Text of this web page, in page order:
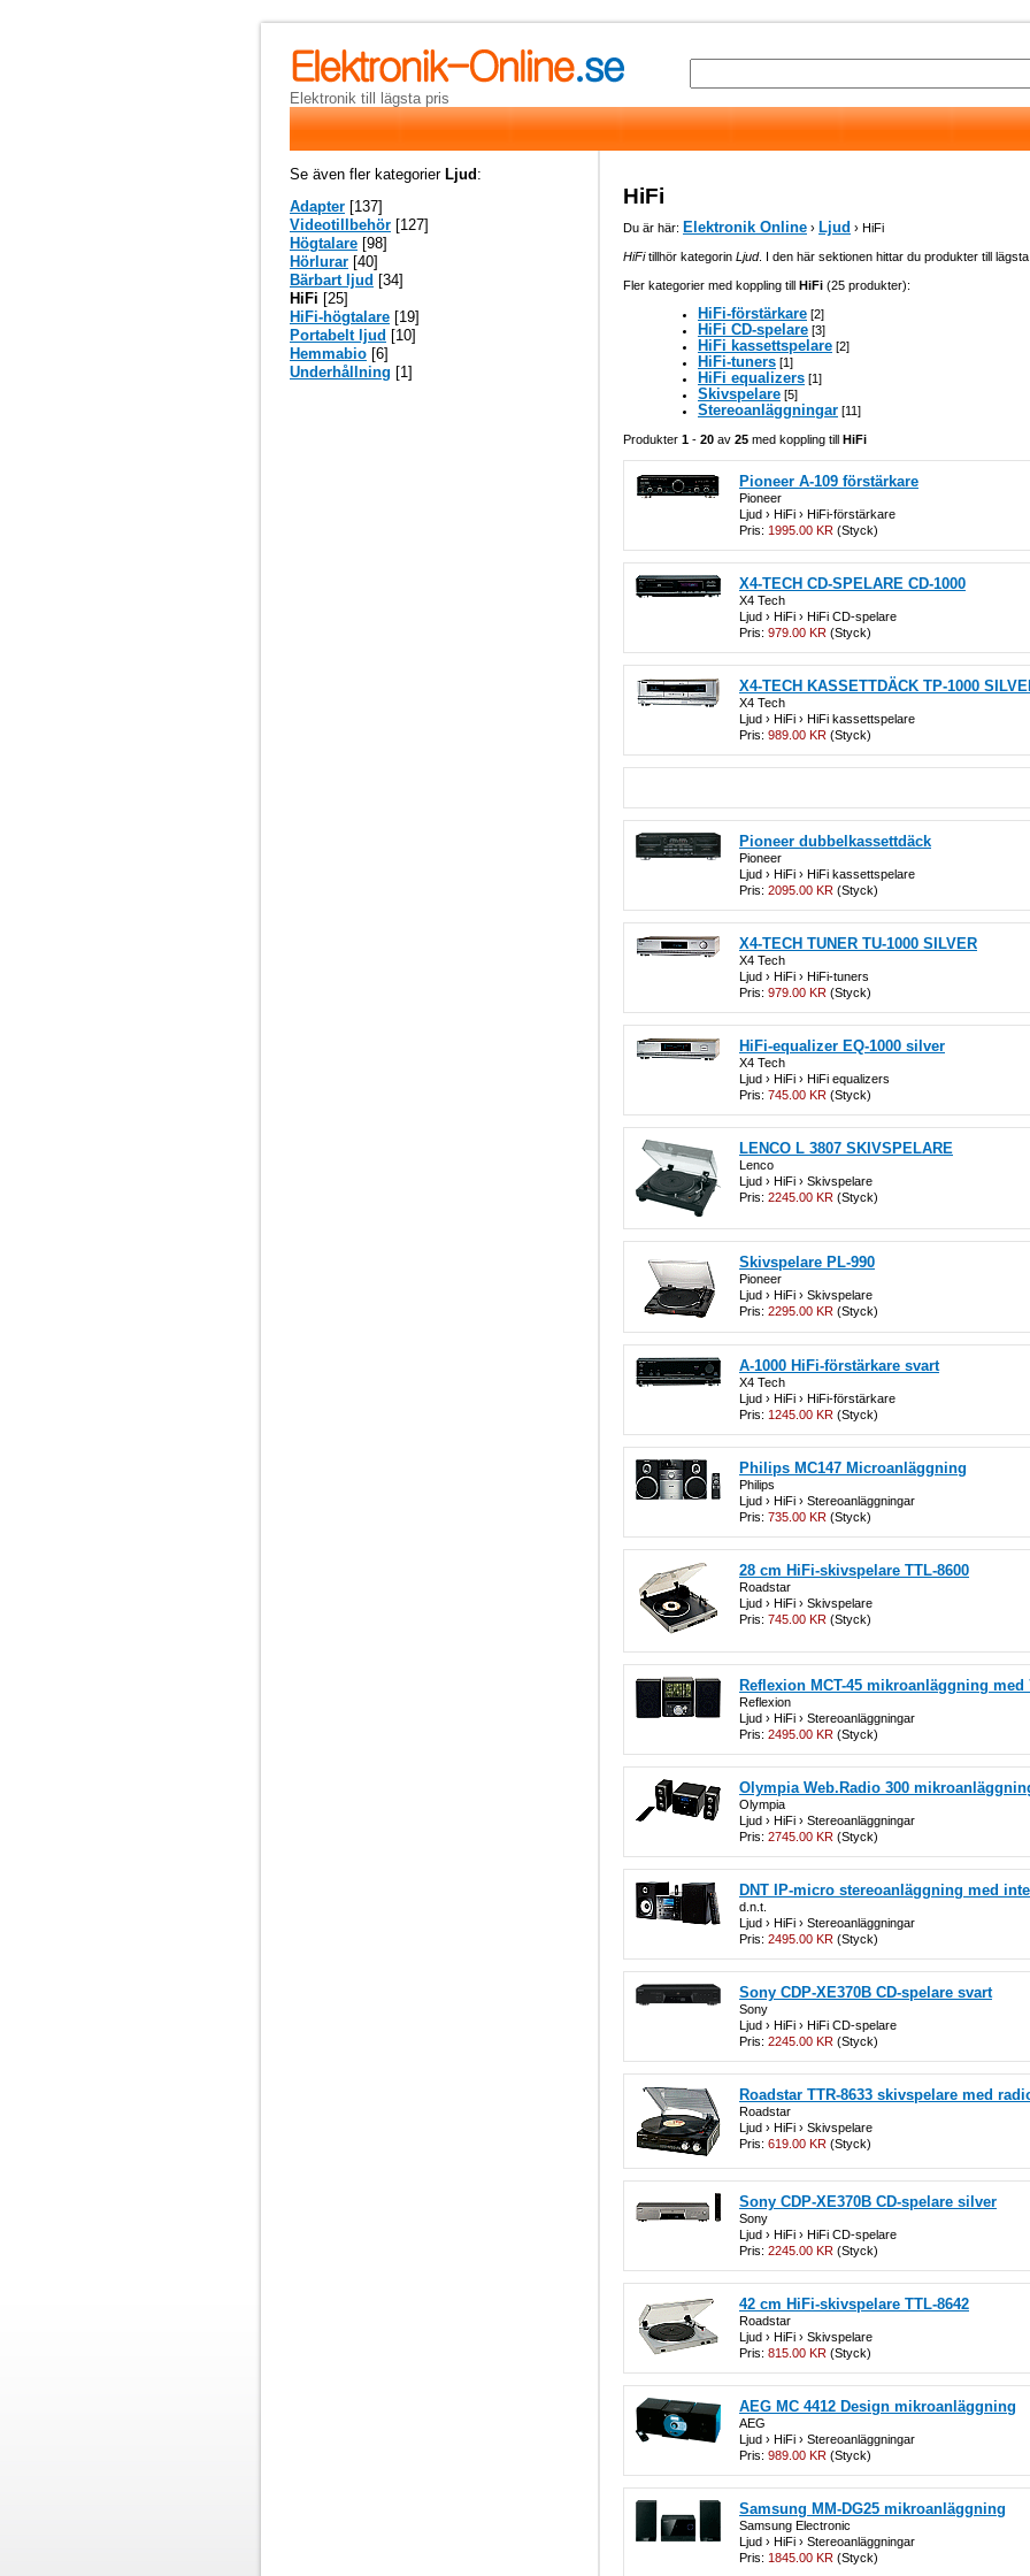
Elektronik till lägsta pris
HiFi
Du är här: Elektronik Online › Ljud › HiFi
HiFitillhör kategorin Ljud. I den här sektionen hittar du produkter till
Fler kategorier med koppling till HiFi (25 produkter):
HiFi-förstärkare [2]
HiFi CD-spelare [3]
HiFi kassettspelare [2]
HiFi-tuners [1]
HiFi equalizers [1]
Skivspelare [5]
Stereoanläggningar [11]
Produkter 1 - 20 av 25 med koppling till HiFi
Pioneer A-109 förstärkare
Pioneer
Ljud › HiFi › HiFi-förstärkare
Pris: 1995.00 KR (Styck)
X4-TECH CD-SPELARE CD-1000
X4 Tech
Ljud › HiFi › HiFi CD-spelare
Pris: 979.00 KR (Styck)
X4-TECH KASSETTDÄCK TP-1000
X4 Tech
Ljud › HiFi › HiFi kassettspelare
Pris: 989.00 KR (Styck)
Pioneer dubbelkassettdäck
Pioneer
Ljud › HiFi › HiFi kassettspelare
Pris: 2095.00 KR (Styck)
X4-TECH TUNER TU-1000 SILVER
X4 Tech
Ljud › HiFi › HiFi-tuners
Pris: 979.00 KR (Styck)
HiFi-equalizer EQ-1000 silver
X4 Tech
Ljud › HiFi › HiFi equalizers
Pris: 745.00 KR (Styck)
LENCO L 3807 SKIVSPELARE
Lenco
Ljud › HiFi › Skivspelare
Pris: 2245.00 KR (Styck)
Skivspelare PL-990
Pioneer
Ljud › HiFi › Skivspelare
Pris: 2295.00 KR (Styck)
A-1000 HiFi-förstärkare svart
X4 Tech
Ljud › HiFi › HiFi-förstärkare
Pris: 1245.00 KR (Styck)
Philips MC147 Microanläggning
Philips
Ljud › HiFi › Stereoanläggningar
Pris: 735.00 KR (Styck)
28 cm HiFi-skivspelare TTL-8600
Roadstar
Ljud › HiFi › Skivspelare
Pris: 745.00 KR (Styck)
Reflexion MCT-45 mikroanläggning med
Reflexion
Ljud › HiFi › Stereoanläggningar
Pris: 2495.00 KR (Styck)
Olympia Web.Radio 300
Olympia
Ljud › HiFi › Stereoanläggningar
Pris: 2745.00 KR (Styck)
DNT IP-micro stereoanläggning med
d.n.t.
Ljud › HiFi › Stereoanläggningar
Pris: 2495.00 KR (Styck)
Sony CDP-XE370B CD-spelare svart
Sony
Ljud › HiFi › HiFi CD-spelare
Pris: 2245.00 KR (Styck)
Roadstar TTR-8633 skivspelare med
Roadstar
Ljud › HiFi › Skivspelare
Pris: 619.00 KR (Styck)
Sony CDP-XE370B CD-spelare silver
Sony
Ljud › HiFi › HiFi CD-spelare
Pris: 2245.00 KR (Styck)
42 cm HiFi-skivspelare TTL-8642
Roadstar
Ljud › HiFi › Skivspelare
Pris: 815.00 KR (Styck)
AEG MC 4412 Design mikroanläggning
AEG
Ljud › HiFi › Stereoanläggningar
Pris: 989.00 KR (Styck)
Samsung MM-DG25 mikroanläggning
Samsung Electronic
Ljud › HiFi › Stereoanläggningar
Pris: 1845.00 KR (Styck)
Se även fler kategorier Ljud :
Adapter [137]
Videotillbehör [127]
Högtalare [98]
Hörlurar [40]
Bärbart ljud [34]
HiFi [25]
HiFi-högtalare [19]
Portabelt ljud [10]
Hemmabio [6]
Underhållning [1]